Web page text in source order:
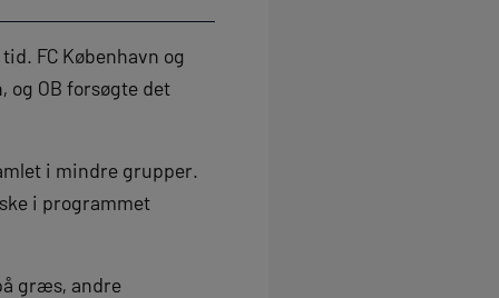
FC København og
OB forsøgte det
i mindre grupper.
i programmet
græs, andre